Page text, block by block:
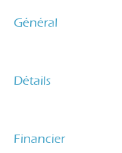
Général
Détails
Financier